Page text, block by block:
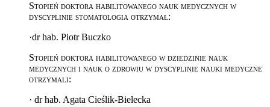
Stopień doktora habilitowanego nauk medycznych w
dyscyplinie stomatologia otrzymał:
·dr hab. Piotr Buczko
Stopień doktora habilitowanego w dziedzinie nauk
medycznych i nauk o zdrowiu w dyscyplinie nauki medyczne
otrzymali:
· dr hab. Agata Cieślik-Bielecka